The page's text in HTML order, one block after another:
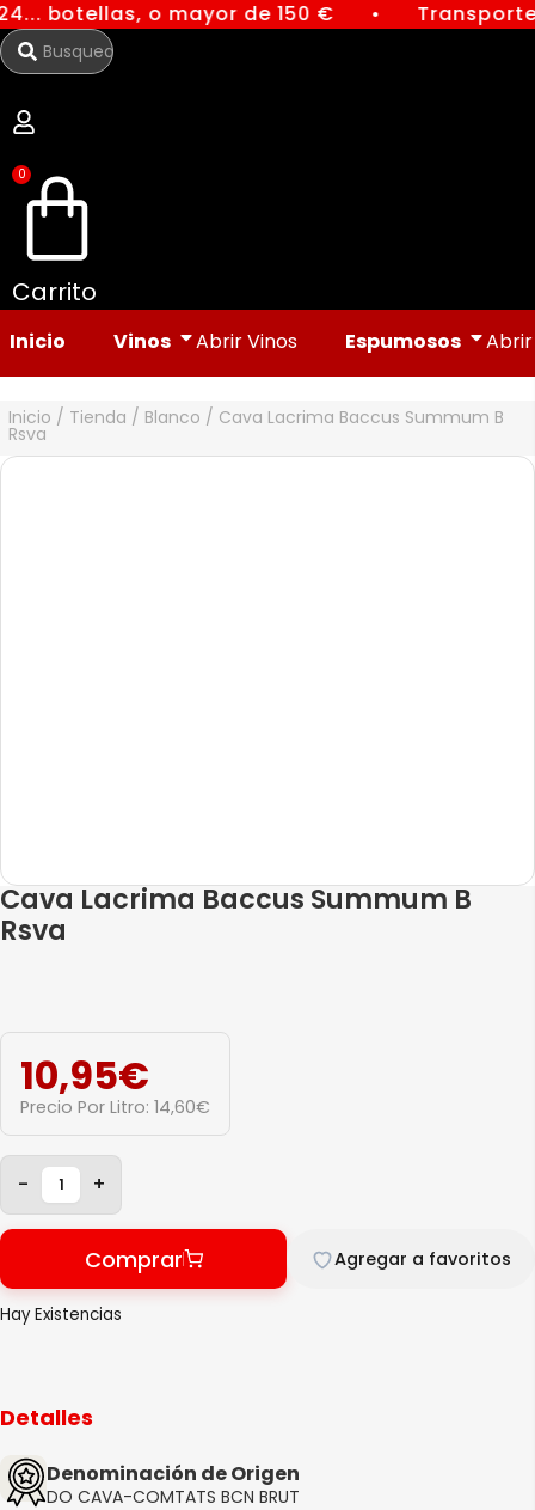
Ir
al
contenido
botellas, o mayor de 150 € ●
Search
...
0
Carrito
Inicio Vinos Abrir Vinos Espumosos
Inicio / Tienda / Blanco / Cava Lacrima Baccus Summum B
Rsva
Cava Lacrima Baccus Summum B
Rsva
10,95€
Precio Por Litro: 14,60€
- +
Comprar Agregar a favoritos
Hay Existencias
Detalles
Denominación de Origen
DO CAVA-COMTATS BCN BRUT